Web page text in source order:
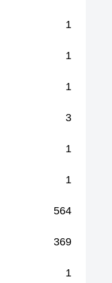
1
1
1
3
1
1
564
369
1